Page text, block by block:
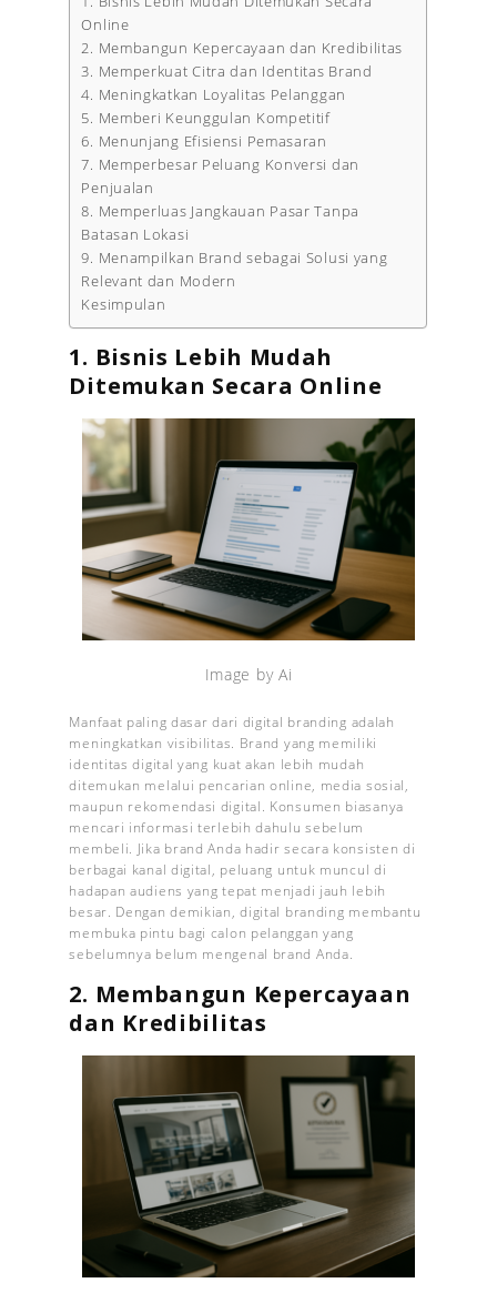
Online
2. Membangun Kepercayaan dan Kredibilitas
3. Memperkuat Citra dan Identitas Brand
4. Meningkatkan Loyalitas Pelanggan
5. Memberi Keunggulan Kompetitif
6. Menunjang Efisiensi Pemasaran
7. Memperbesar Peluang Konversi dan
Penjualan
8. Memperluas Jangkauan Pasar Tanpa
Batasan Lokasi
9. Menampilkan Brand sebagai Solusi yang
Relevant dan Modern
Kesimpulan
1. Bisnis Lebih Mudah
Ditemukan Secara Online
Image by Ai
Manfaat paling dasar dari digital branding adalah
meningkatkan visibilitas. Brand yang memiliki
identitas digital yang kuat akan lebih mudah
ditemukan melalui pencarian online, media sosial,
maupun rekomendasi digital. Konsumen biasanya
mencari informasi terlebih dahulu sebelum
membeli. Jika brand Anda hadir secara konsisten di
berbagai kanal digital, peluang untuk muncul di
hadapan audiens yang tepat menjadi jauh lebih
besar. Dengan demikian, digital branding membantu
membuka pintu bagi calon pelanggan yang
sebelumnya belum mengenal brand Anda.
2. Membangun Kepercayaan
dan Kredibilitas